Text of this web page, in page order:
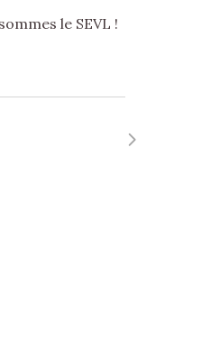
le SEVL !